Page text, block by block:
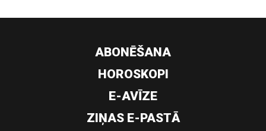
ABONĒŠANA
HOROSKOPI
E-AVĪZE
ZIŅAS E-PASTĀ